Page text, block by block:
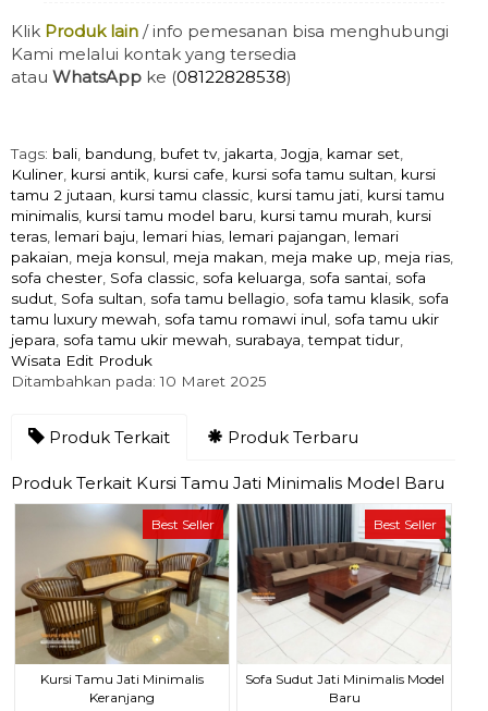
Klik Produk lain / info pemesanan bisa menghubungi
Kami melalui kontak yang tersedia
atau WhatsApp ke (08122828538)
Tags: bali bandung bufet tv, jakarta ,Jogja kamar set
Kuliner kursi antik kursi cafe kursi sofa tamu sultan kursi
tamu 2 jutaan kursi tamu classic kursi tamu jati kursi tamu
minimalis kursi tamu model baru kursi tamu murah kursi
teras lemari baju lemari hias lemari pajangan lemari
pakaian meja konsul meja makan meja make up meja rias
sofa chester Sofa classic sofa keluarga sofa santai sofa
sudut Sofa sultan sofa tamu bellagio sofa tamu klasik sofa
tamu luxury mewah sofa tamu romawi inul sofa tamu ukir
jepara sofa tamu ukir mewah surabaya ,tempat tidur
Wisata Edit Produk
Ditambahkan pada: 10 Maret 2025
Produk Terkait Produk Terbaru
Produk Terkait Kursi Tamu Jati Minimalis Model Baru
Best Seller
Kursi Tamu Jati Minimalis
Keranjang
Best Seller
Sofa Sudut Jati Minimalis Model
Baru